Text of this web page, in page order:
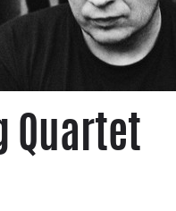
Quartet